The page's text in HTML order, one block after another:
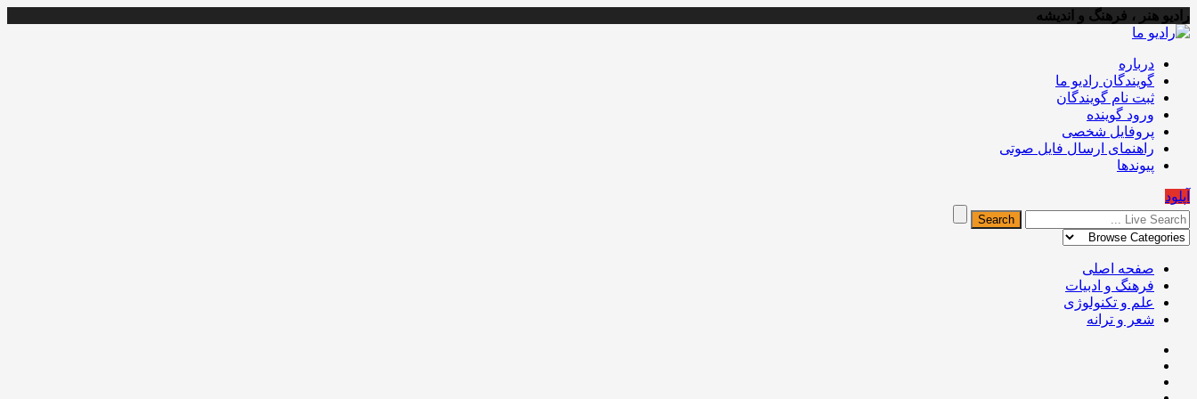
رادیو هنر ، فرهنگ و اندیشه
درباره
گویندگان رادیو ما
ثبت نام گویندگان
ورود گوینده
پروفایل شخصی
راهنمای ارسال فایل صوتی
پیوندها
آپلود
صفحه اصلی
فرهنگ و ادبیات
علم و تکنولوژی
شعر و ترانه